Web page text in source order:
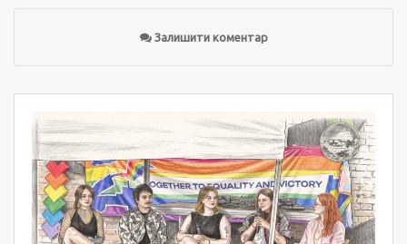
Залишити коментар